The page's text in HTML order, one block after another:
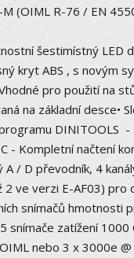
M (OIML R-76 / EN
šestimístný
kryt ABS , s novým
pro použití na
na základní desce•
DINITOOLS
- Kompletní načtení
/ D převodník, 4
2 ve verzi E-AF03)
snímačů hmotnosti
snímače zatížení
nebo 3 x 3000e